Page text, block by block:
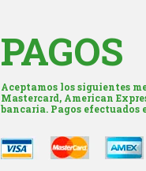
PAGOS
Aceptamos los siguientes
Mastercard, American
bancaria. Pagos efectuados